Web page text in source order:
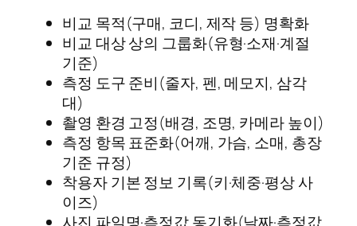
비교 목적(구매, 코디, 제작 등) 명확화
비교 대상 상의 그룹화(유형·소재·계절
기준)
측정 도구 준비(줄자, 펜, 메모지, 삼각
대)
촬영 환경 고정(배경, 조명, 카메라 높이)
측정 항목 표준화(어깨, 가슴, 소매, 총장
기준 규정)
착용자 기본 정보 기록(키·체중·평상 사
이즈)